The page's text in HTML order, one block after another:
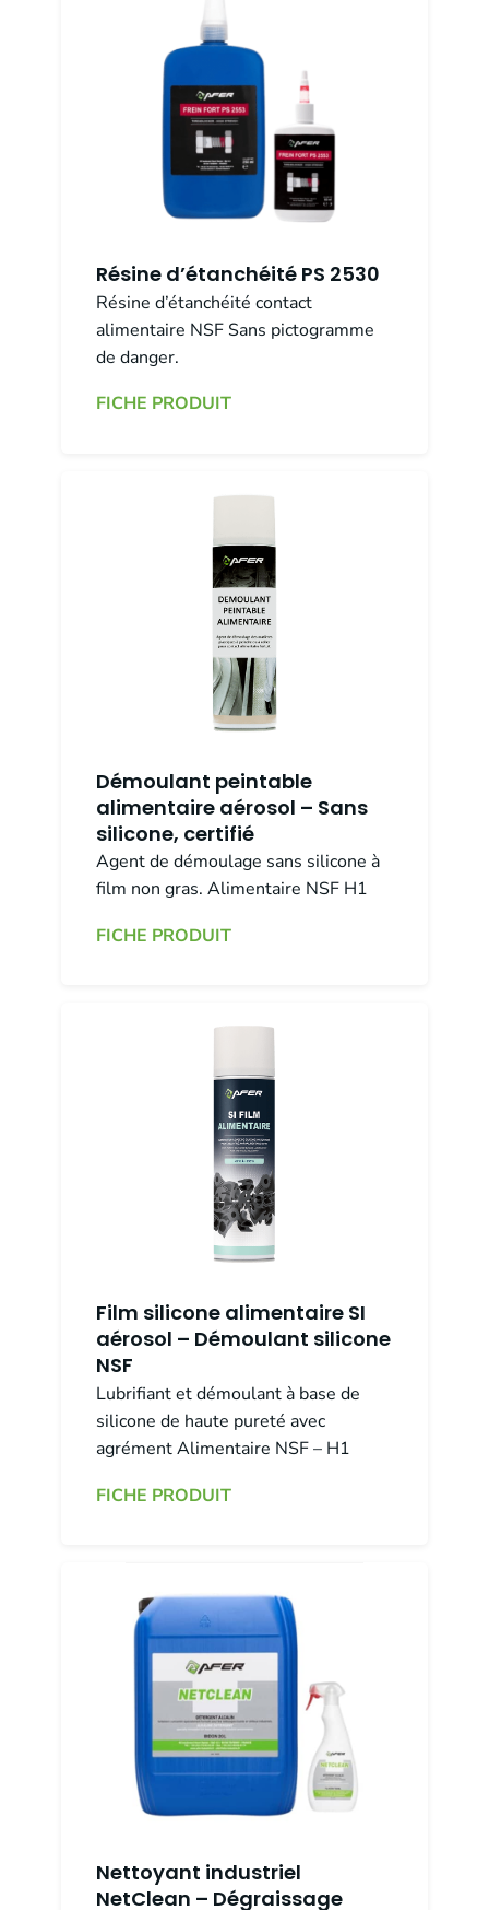
Résine d’étanchéité PS 2530
Résine d’étanchéité contact
alimentaire NSF Sans pictogramme
de danger.
FICHE PRODUIT
Démoulant peintable
alimentaire aérosol – Sans
silicone, certifié
Agent de démoulage sans silicone à
film non gras. Alimentaire NSF H1
FICHE PRODUIT
Film silicone alimentaire SI
aérosol – Démoulant silicone
NSF
Lubrifiant et démoulant à base de
silicone de haute pureté avec
agrément Alimentaire NSF – H1
FICHE PRODUIT
Nettoyant industriel
NetClean – Dégraissage